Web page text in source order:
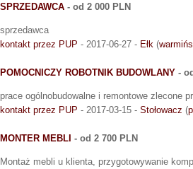
SPRZEDAWCA - od 2 000 PLN
sprzedawca
kontakt przez PUP - 2017-06-27 - Ełk (
POMOCNICZY ROBOTNIK BUDOWLANY -
prace ogólnobudowalne i remontowe zlecone
kontakt przez PUP - 2017-03-15 - Stołowacz (
MONTER MEBLI - od 2 700 PLN
Montaż mebli u klienta, przygotowywanie